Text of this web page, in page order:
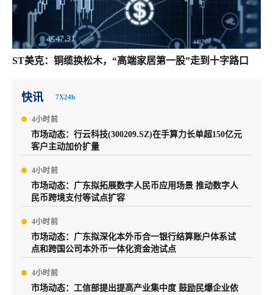
ST美克：铜缆换松木，“高端家居第一股”走到十字路口
快讯 7X24h
4小时前
市场动态：行云科技(300209.SZ)在手算力长单超150亿元
客户主动加价扩量
4小时前
市场动态：广东拟拓展数字人民币应用场景 推动数字人
民币跨境支付等试点扩容
4小时前
市场动态：广东拟深化本外币合一银行结算账户体系试
点和跨国公司本外币一体化资金池试点
4小时前
市场动态：工信部提出提高产业集中度 鼓励民爆企业依